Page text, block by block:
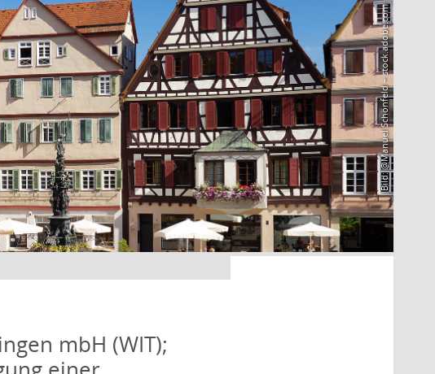
Bild: @Manuel Schönfeld – stock.adobe.com
mbH (WIT);